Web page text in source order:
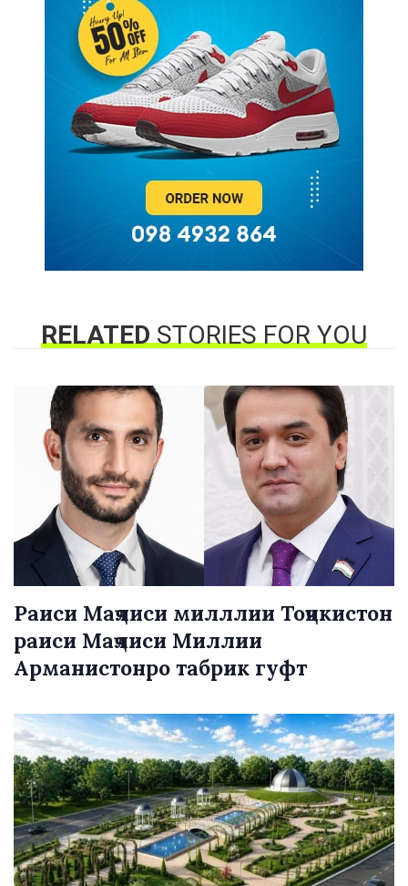
RELATEDSTORIES FOR YOU
Раиси Маҷлиси милллии Тоҷикистон
раиси Маҷлиси Миллии
Арманистонро табрик гуфт